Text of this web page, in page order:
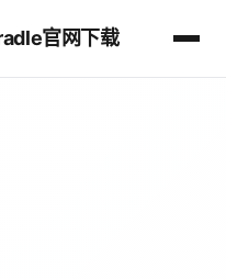
官网下载